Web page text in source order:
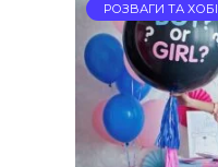
РОЗВАГИ ТА ХОБІ